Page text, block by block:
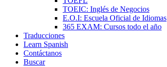
TOEIC: Inglés de Negocios
E.O.I: Escuela Oficial de Idiomas
365 EXAM: Cursos todo el año
Traducciones
Learn Spanish
Contáctanos
Buscar